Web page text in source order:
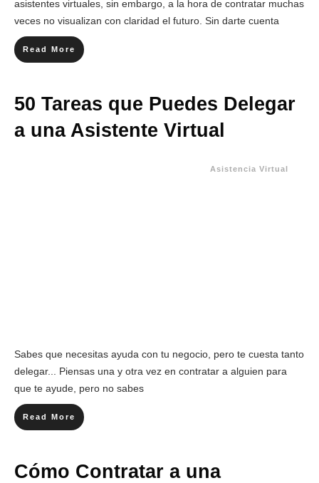
asistentes virtuales, sin embargo, a la hora de contratar muchas
veces no visualizan con claridad el futuro. Sin darte cuenta
Read More
50 Tareas que Puedes Delegar
a una Asistente Virtual
Asistencia Virtual
Sabes que necesitas ayuda con tu negocio, pero te cuesta tanto
delegar... Piensas una y otra vez en contratar a alguien para
que te ayude, pero no sabes
Read More
Cómo Contratar a una